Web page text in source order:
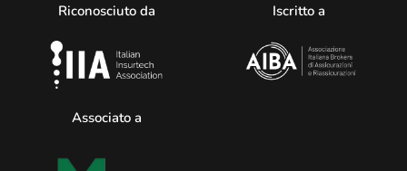
Riconosciuto da Iscritto a
Associato a